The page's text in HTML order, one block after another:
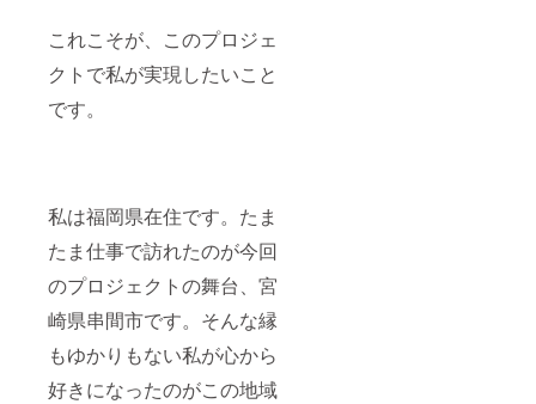
これこそが、このプロジェ
クトで私が実現したいこと
です。
私は福岡県在住です。たま
たま仕事で訪れたのが今回
のプロジェクトの舞台、宮
崎県串間市です。そんな縁
もゆかりもない私が心から
好きになったのがこの地域